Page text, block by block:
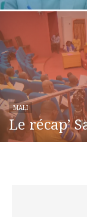
MALI
Le récap’